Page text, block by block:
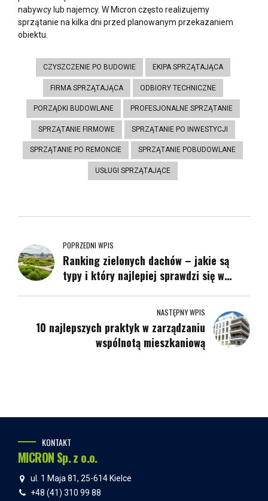
nabywcy lub najemcy. W Micron często realizujemy
sprzątanie na kilka dni przed planowanym przekazaniem
obiektu.
CZYSZCZENIE PO BUDOWIE EKIPA SPRZĄTAJĄCA
FIRMA SPRZĄTAJĄCA ODBIORY TECHNICZNE
PORZĄDKI BUDOWLANE PROFESJONALNE SPRZĄTANIE
SPRZĄTANIE FIRMOWE SPRZĄTANIE PO INWESTYCJI
SPRZĄTANIE PO REMONCIE SPRZĄTANIE POBUDOWLANE
USŁUGI SPRZĄTAJĄCE
POPRZEDNI WPIS
Ranking zielonych dachów – jakie są
typy i który najlepiej sprawdzi się w
NASTĘPNY WPIS
10 najlepszych praktyk w zarządzaniu
wspólnotą mieszkaniową
KONTAKT
MICRON Sp. z o.o.
ul. 1 Maja 81, 25-614 Kielce
+48 (41) 310 99 88